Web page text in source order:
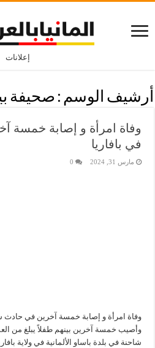
إعلانات
أرشيف الوسم : صحيفة
وفاة امرأة و إصابة خمسة
في بافاريا
مارس 31, 2024 0
وفاة امرأة و إصابة خمسة آخرين في حادث
شاحنة في بلدة باساو الألمانية في ولاية